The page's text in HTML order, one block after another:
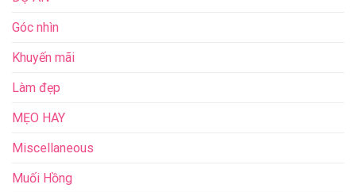
Góc nhìn
Khuyến mãi
Làm đẹp
MẸO HAY
Miscellaneous
Muối Hồng